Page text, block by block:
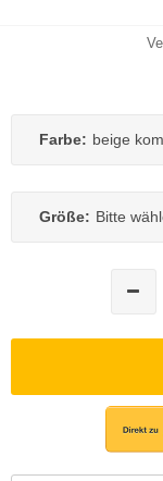
Farbe: beige
Größe: Bitte